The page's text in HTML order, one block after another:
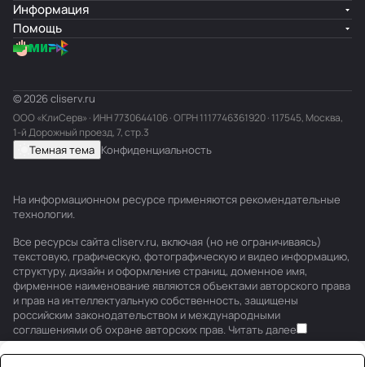
Информация
Помощь
© 2026 cliserv.ru
ООО «КлиСерв» · ИНН7730644106· ОГРН 1117746361920 · 117545, Москва,
1-й Дорожный проезд, 7, стр.3
Темная тема Конфиденциальность
На информационном ресурсе применяются рекомендательные
технологии.
Все ресурсы сайта cliserv.ru, включая (но не ограничиваясь)
текстовую, графическую, фотографическую и видео информацию,
структуру, дизайн и оформление страниц, доменное имя,
фирменное наименование являются объектами авторского права
и прав на интеллектуальную собственность, защищены
российским законодательством и международными
соглашениями об охране авторских прав. Читать далее